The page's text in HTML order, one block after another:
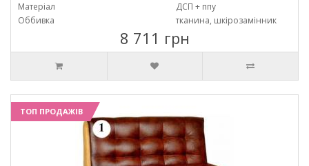
Матеріал
ДСП + ппу
Оббивка
тканина, шкірозамінник
8 711 грн
ТОП ПРОДАЖІВ